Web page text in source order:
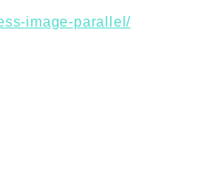
image-parallel/